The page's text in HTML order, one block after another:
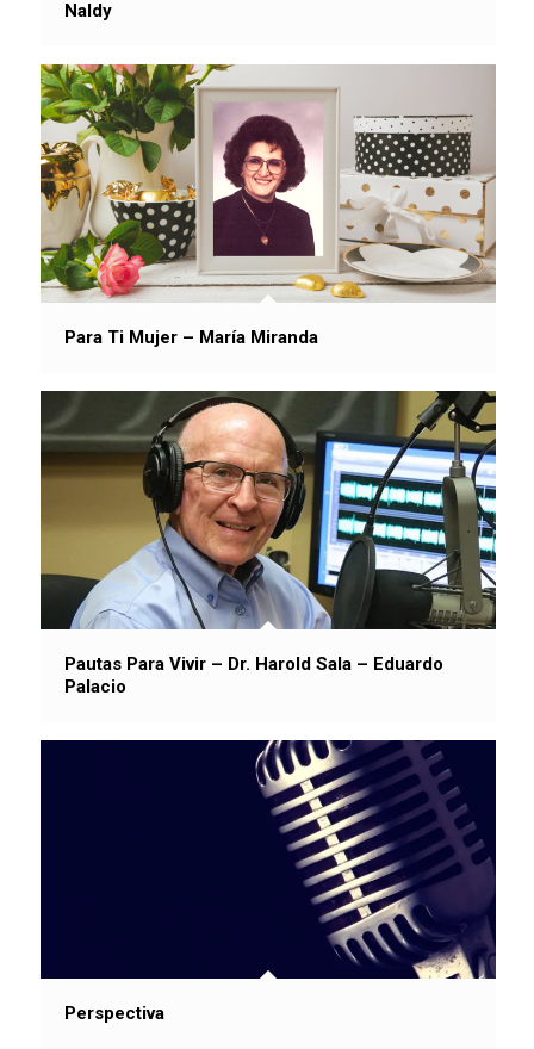
Naldy
Para Ti Mujer – María Miranda
Pautas Para Vivir – Dr. Harold Sala – Eduardo
Palacio
Perspectiva